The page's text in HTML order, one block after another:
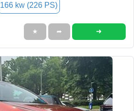
166 kw (226 PS)
★ ➦ ➜